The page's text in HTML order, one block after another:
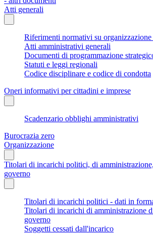
Atti generali
Riferimenti normativi su organizzazione
Atti amministrativi generali
Documenti di programmazione
Statuti e leggi regionali
Codice disciplinare e codice di condotta
Oneri informativi per cittadini e imprese
Scadenzario obblighi amministrativi
Burocrazia zero
Organizzazione
Titolari di incarichi politici, di
governo
Titolari di incarichi politici - dati in
Titolari di incarichi di amministrazione
governo
Soggetti cessati dall'incarico